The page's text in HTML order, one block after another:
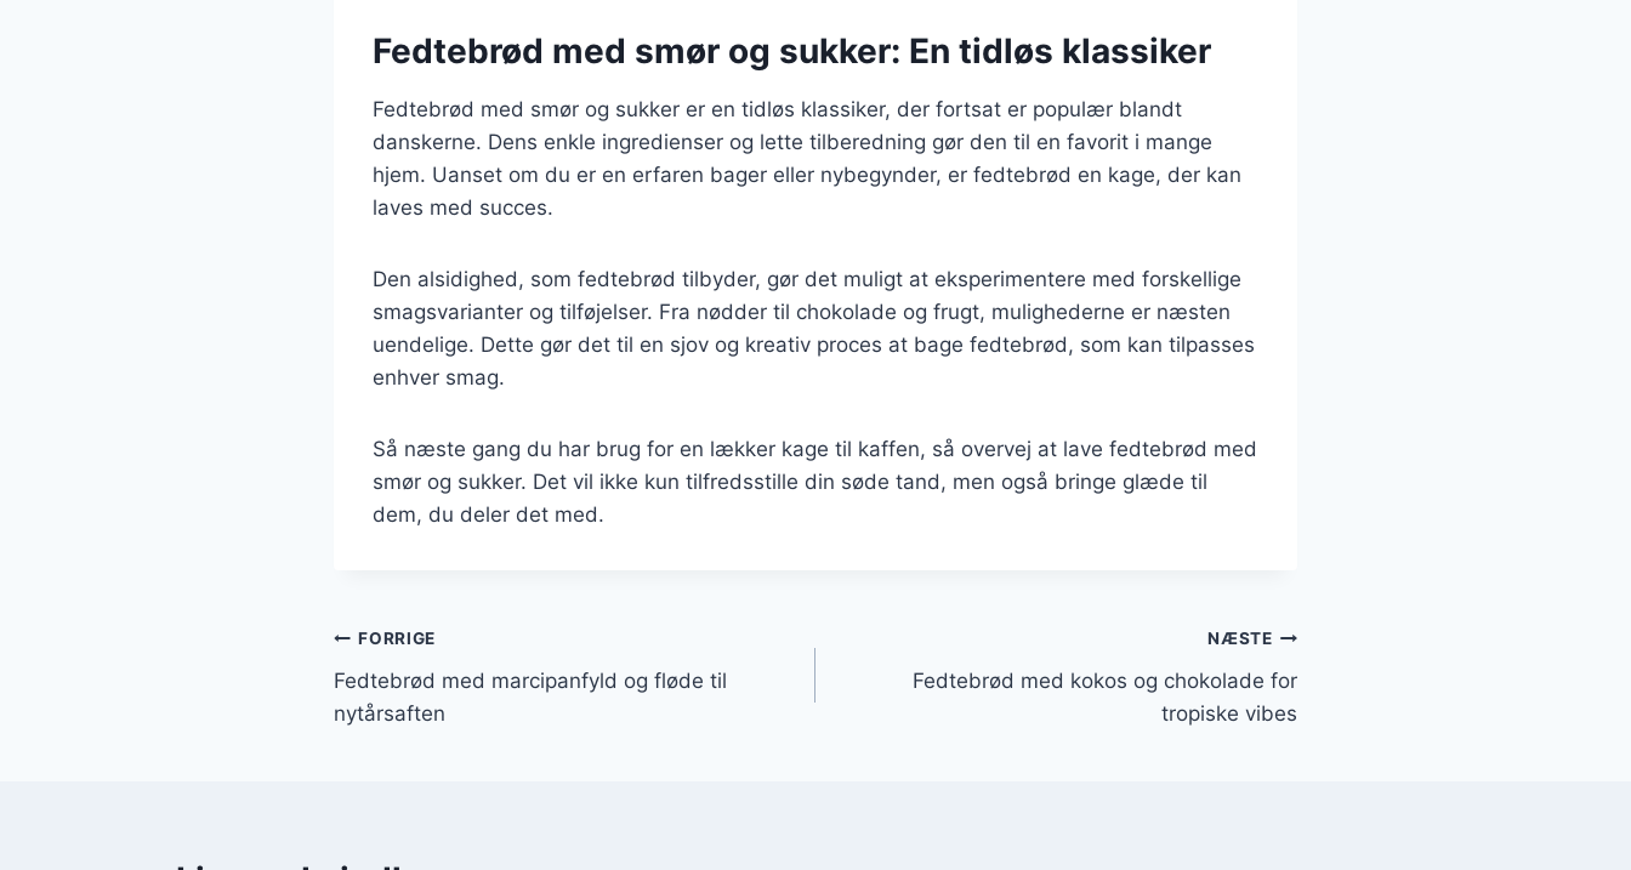
Fedtebrød med smør og sukker: En tidløs klassiker
Fedtebrød med smør og sukker er en tidløs klassiker, der fortsat er populær blandt
danskerne. Dens enkle ingredienser og lette tilberedning gør den til en favorit i mange
hjem. Uanset om du er en erfaren bager eller nybegynder, er fedtebrød en kage, der kan
laves med succes.
Den alsidighed, som fedtebrød tilbyder, gør det muligt at eksperimentere med forskellige
smagsvarianter og tilføjelser. Fra nødder til chokolade og frugt, mulighederne er næsten
uendelige. Dette gør det til en sjov og kreativ proces at bage fedtebrød, som kan tilpasses
enhver smag.
Så næste gang du har brug for en lækker kage til kaffen, så overvej at lave fedtebrød med
smør og sukker. Det vil ikke kun tilfredsstille din søde tand, men også bringe glæde til
dem, du deler det med.
Indlægsnavigation
FORRIGE
Fedtebrød med marcipanfyld og fløde til
nytårsaften
NÆSTE
Fedtebrød med kokos og chokolade for
tropiske vibes